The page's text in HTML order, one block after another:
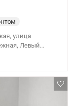
улица
Левый
рабочая
отдыха с
премиум